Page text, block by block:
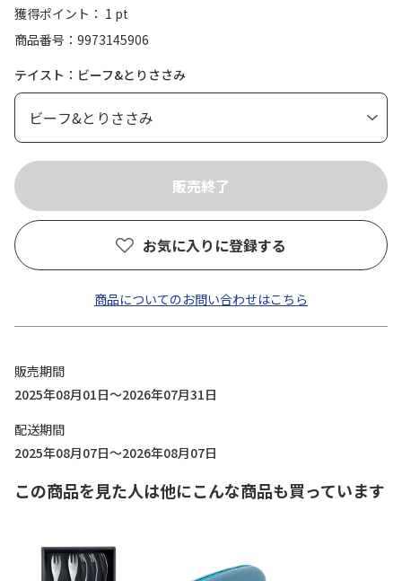
獲得ポイント： 1 pt
商品番号
9973145906
テイスト：ビーフ&とりささみ
お気に入りに登録する
商品についてのお問い合わせはこちら
販売期間
2025年08月01日～2026年07月31日
配送期間
2025年08月07日～2026年08月07日
この商品を見た人は他にこんな商品も買っています